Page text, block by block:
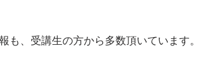
、受講生の方から多数頂いています。